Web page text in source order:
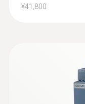
¥41,800